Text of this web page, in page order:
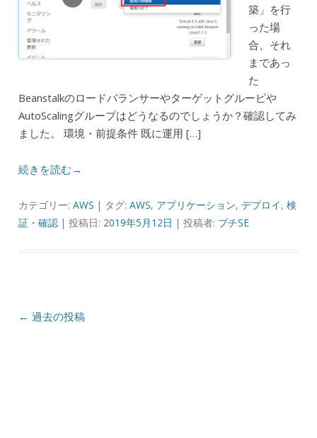
築」を行
った場
合、それ
まであっ
た
Beanstalkのロードバランサーやターゲットグルーピや
AutoScalingグループはどうなるのでしょうか？確認してみ
ました。 環境・前提条件 既に運用 […]
続きを読む→
カテゴリー: AWS | タグ: AWS, アプリケーション, デプロイ, 検
証・確認| 投稿日: 2019年5月12日 | 投稿者: プチSE
投稿ナビゲーション
← 過去の投稿